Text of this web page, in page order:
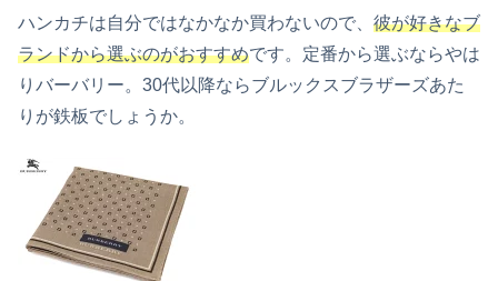
ハンカチは自分ではなかなか買わないので、 彼が好きなブ
ランドから選ぶのがおすすめです。定番から選ぶならやは
りバーバリー。30代以降ならブルックスブラザーズあた
りが鉄板でしょうか。